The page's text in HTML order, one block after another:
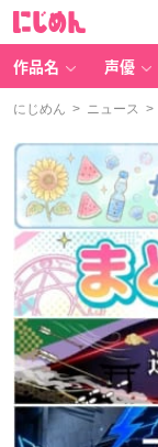
作品名 声優
にじめん > ニュース >